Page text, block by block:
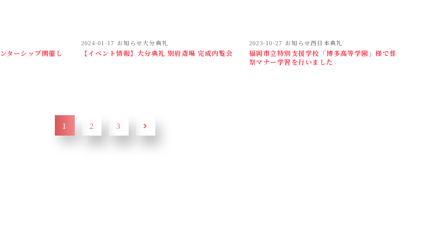
ターシップ開催し
2024-01-17 お知らせ大分典礼
【イベント情報】大分典礼 別府斎場 完成内覧会
2023-10-27 お知らせ西日本典礼
福岡市立特別支援学校「博多高等学園」様で葬
祭マナー学習を行いました
1 2 3